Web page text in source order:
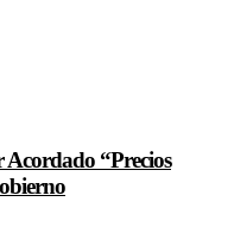
Acordado “Precios